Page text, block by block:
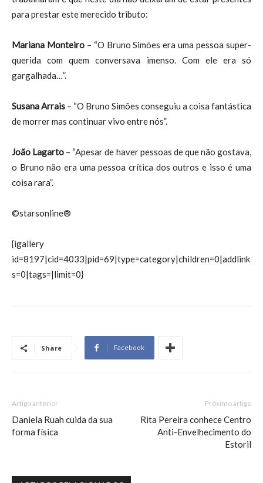
para prestar este merecido tributo:
Mariana Monteiro– “O Bruno Simões era uma pessoa super-
querida com quem conversava imenso. Com ele era só
gargalhada…”.
Susana Arrais – “O Bruno Simões conseguiu a coisa fantástica
de morrer mas continuar vivo entre nós”.
João Lagarto – “Apesar de haver pessoas de que não gostava,
o Bruno não era uma pessoa crítica dos outros e isso é uma
coisa rara”.
©starsonline®
{igallery
id=8197|cid=4033|pid=69|type=category|children=0|addlink
s=0|tags=|limit=0}
Share Facebook
Artigo anterior
Daniela Ruah cuida da sua
forma física
Próximo artigo
Rita Pereira conhece Centro
Anti-Envelhecimento do
Estoril